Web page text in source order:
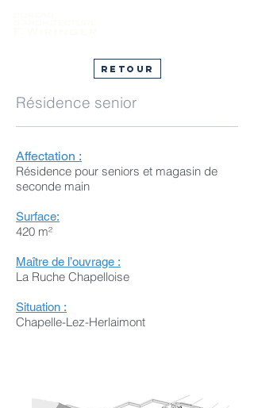
Retour
Résidence senior
Affectation :
Résidence pour seniors et magasin de
seconde main
Surface:
420 m²
Maître de l’ouvrage :
La Ruche Chapelloise
Situation :
Chapelle-Lez-Herlaimont